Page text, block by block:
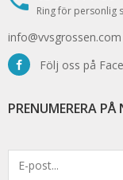
Ring för personlig
info@vvsgrossen.com
Följ oss på
PRENUMERERA PÅ